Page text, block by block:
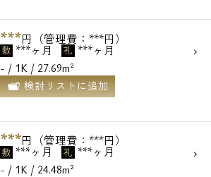
***円（管理費：***円）
敷 ***ヶ月 礼 ***ヶ月
- / 1K / 27.69m²
検討リストに追加
***円（管理費：***円）
敷 ***ヶ月 礼 ***ヶ月
- / 1K / 24.48m²